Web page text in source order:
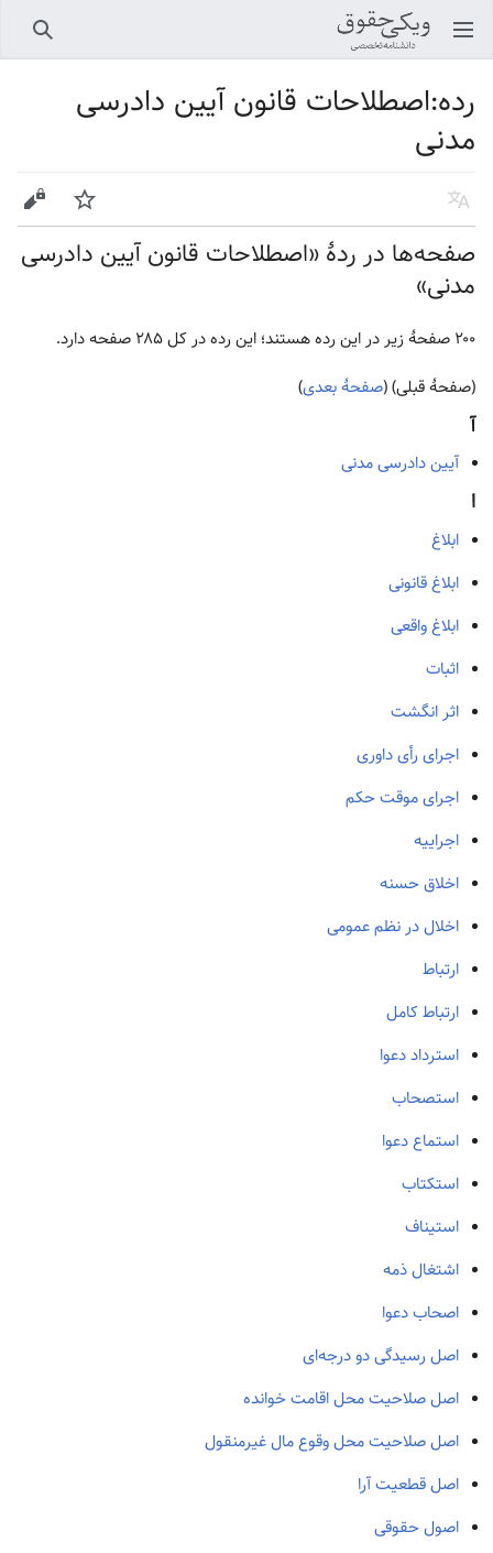
باز کردن منو اصلی جستجو
رده:اصطلاحات قانون آیین دادرسی
مدنی
زبان پیگیری ویرایش
صفحه‌ها در ردهٔ «اصطلاحات قانون آیین دادرسی
مدنی»
۲۰۰ صفحۀ زیر در این رده هستند؛ این رده در کل ۲۸۵ صفحه دارد.
(صفحهٔ قبلی) (صفحهٔ بعدی)
آ
آیین دادرسی مدنی
ا
ابلاغ
ابلاغ قانونی
ابلاغ واقعی
اثبات
اثر انگشت
اجرای رأی داوری
اجرای موقت حکم
اجراییه
اخلاق حسنه
اخلال در نظم عمومی
ارتباط
ارتباط کامل
استرداد دعوا
استصحاب
استماع دعوا
استکتاب
استیناف
اشتغال ذمه
اصحاب دعوا
اصل رسیدگی دو درجه‌ای
اصل صلاحیت محل اقامت خوانده
اصل صلاحیت محل وقوع مال غیرمنقول
اصل قطعیت آرا
اصول حقوقی